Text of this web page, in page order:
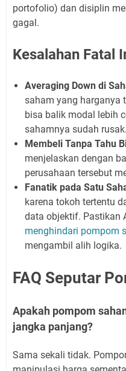
portofolio) dan disiplin
gagal.
Kesalahan Fatal
Averaging Down di
saham yang harganya
bisa balik modal lebih
sahamnya sudah rusak.
Membeli Tanpa Tahu
menjelaskan dengan
perusahaan tersebut
Fanatik pada Satu
karena tokoh tertentu
data objektif. Pastikan
menghindari pompom
mengambil alih logika.
FAQ Seputar
Apakah pompom
jangka panjang?
Sama sekali tidak.